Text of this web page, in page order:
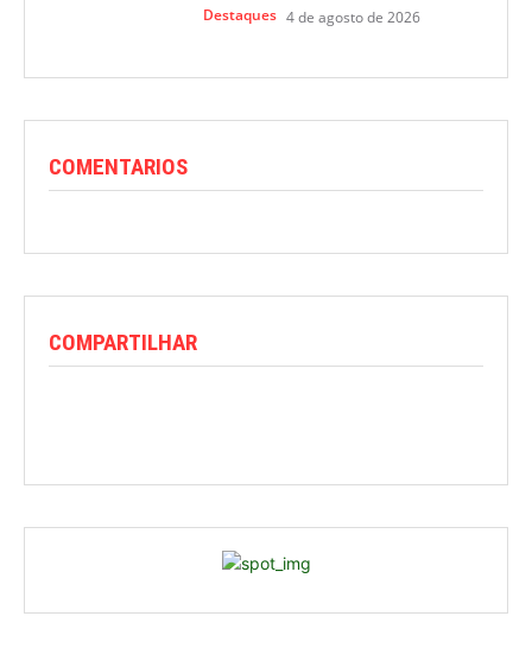
Destaques 4 de agosto de 2026
COMENTARIOS
COMPARTILHAR